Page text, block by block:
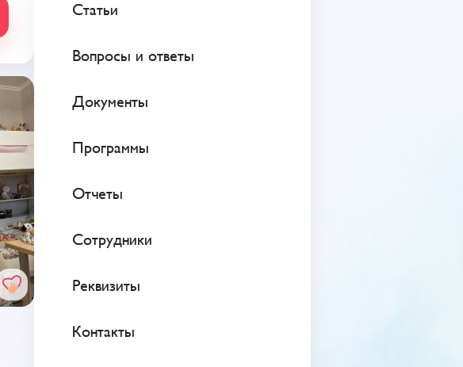
Статьи
Вопросы и ответы
Документы
Программы
Отчеты
Сотрудники
Реквизиты
Контакты